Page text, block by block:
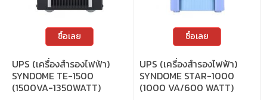
ซื้อเลย
UPS (เครื่องสำรองไฟฟ้า)
SYNDOME TE-1500
(1500VA-1350WATT)
ซื้อเลย
UPS (เครื่องสำรองไฟฟ้า)
SYNDOME STAR-1000
(1000 VA/600 WATT)